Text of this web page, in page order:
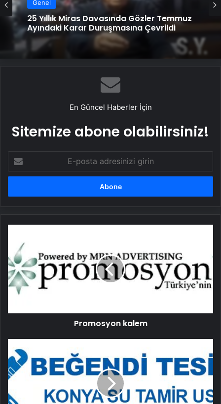
Genel
25 Yıllık Miras Davasında Gözler Temmuz
Ayındaki Karar Duruşmasına Çevrildi
En Güncel Haberler İçin
Sitemize abone olabilirsiniz!
posta
adresinizi
Promosyon kalem
tesisatçı